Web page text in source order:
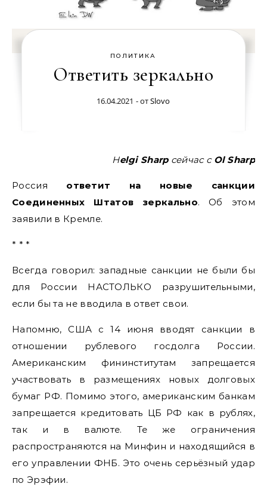
ПОЛИТИКА
Ответить зеркально
16.04.2021 - отSlovo
Helgi Sharp сейчас с Ol Sharp
Россия ответит на новые санкции
Соединенных Штатов зеркально. Об этом
заявили в Кремле.
* * *
Всегда говорил: западные санкции не были бы
для России НАСТОЛЬКО разрушительными,
если бы та не вводила в ответ свои.
Напомню, США с 14 июня вводят санкции в
отношении рублевого госдолга России.
Американским фининститутам запрещается
участвовать в размещениях новых долговых
бумаг РФ. Помимо этого, американским банкам
запрещается кредитовать ЦБ РФ как в рублях,
так и в валюте. Те же ограничения
распространяются на Минфин и находящийся в
его управлении ФНБ. Это очень серьёзный удар
по Эрэфии.